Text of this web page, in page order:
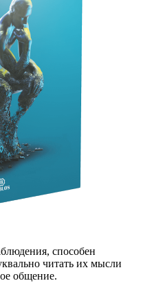
способен
читать их мысли
общение.